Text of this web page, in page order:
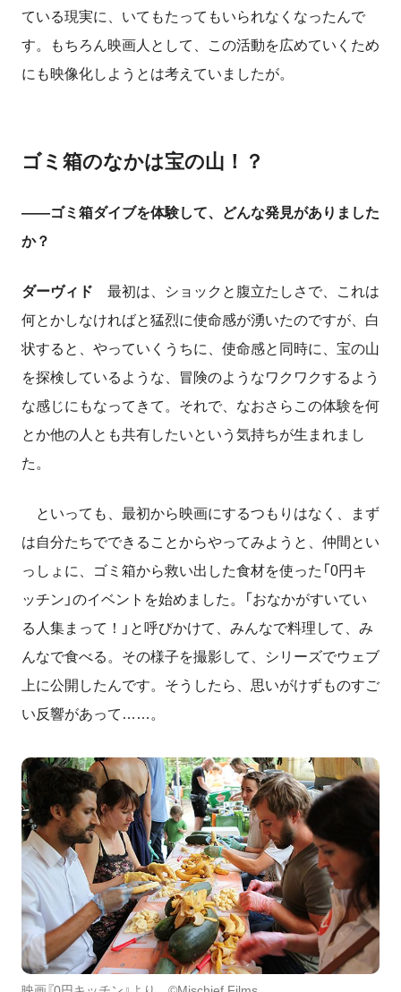
ている現実に、いてもたってもいられなくなったんで
す。もちろん映画人として、この活動を広めていくため
にも映像化しようとは考えていましたが。
ゴミ箱のなかは宝の山！？
――ゴミ箱ダイブを体験して、どんな発見がありました
か？
ダーヴィド 最初は、ショックと腹立たしさで、これは
何とかしなければと猛烈に使命感が湧いたのですが、白
状すると、やっていくうちに、使命感と同時に、宝の山
を探検しているような、冒険のようなワクワクするよう
な感じにもなってきて。それで、なおさらこの体験を何
とか他の人とも共有したいという気持ちが生まれまし
た。
といっても、最初から映画にするつもりはなく、まず
は自分たちでできることからやってみようと、仲間とい
っしょに、ゴミ箱から救い出した食材を使った「0円キ
ッチン」のイベントを始めました。「おなかがすいてい
る人集まって！」と呼びかけて、みんなで料理して、み
んなで食べる。その様子を撮影して、シリーズでウェブ
上に公開したんです。そうしたら、思いがけずものすご
い反響があって……。